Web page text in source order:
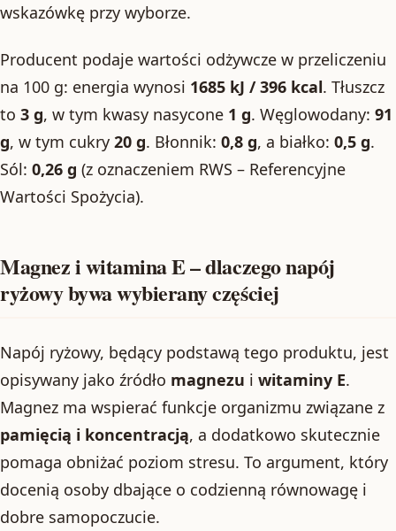
wskazówkę przy wyborze.
Producent podaje wartości odżywcze w przeliczeniu
na 100 g: energia wynosi 1685 kJ / 396 kcal. Tłuszcz
to 3 g, w tym kwasy nasycone 1 g. Węglowodany: 91
g, w tym cukry 20 g. Błonnik: 0,8 g, a białko: 0,5 g.
Sól: 0,26 g (z oznaczeniem RWS – Referencyjne
Wartości Spożycia).
Magnez i witamina E – dlaczego napój
ryżowy bywa wybierany częściej
Napój ryżowy, będący podstawą tego produktu, jest
opisywany jako źródło magnezu i witaminy E.
Magnez ma wspierać funkcje organizmu związane z
pamięcią i koncentracją, a dodatkowo skutecznie
pomaga obniżać poziom stresu. To argument, który
docenią osoby dbające o codzienną równowagę i
dobre samopoczucie.